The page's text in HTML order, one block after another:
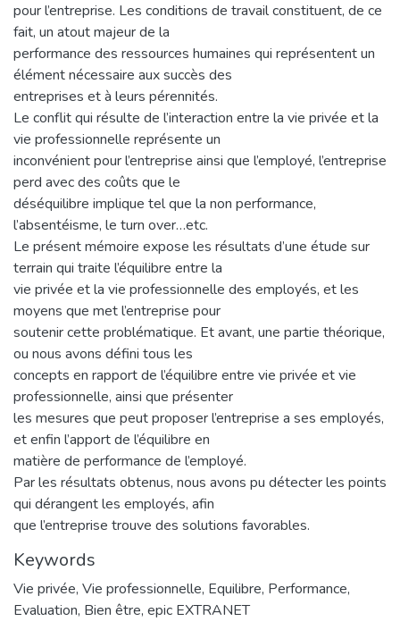
pour l’entreprise. Les conditions de travail constituent, de ce
fait, un atout majeur de la
performance des ressources humaines qui représentent un
élément nécessaire aux succès des
entreprises et à leurs pérennités.
Le conflit qui résulte de l’interaction entre la vie privée et la
vie professionnelle représente un
inconvénient pour l’entreprise ainsi que l’employé, l’entreprise
perd avec des coûts que le
déséquilibre implique tel que la non performance,
l’absentéisme, le turn over…etc.
Le présent mémoire expose les résultats d’une étude sur
terrain qui traite l’équilibre entre la
vie privée et la vie professionnelle des employés, et les
moyens que met l’entreprise pour
soutenir cette problématique. Et avant, une partie théorique,
ou nous avons défini tous les
concepts en rapport de l’équilibre entre vie privée et vie
professionnelle, ainsi que présenter
les mesures que peut proposer l’entreprise a ses employés,
et enfin l’apport de l’équilibre en
matière de performance de l’employé.
Par les résultats obtenus, nous avons pu détecter les points
qui dérangent les employés, afin
que l’entreprise trouve des solutions favorables.
Keywords
Vie privée, Vie professionnelle, Equilibre, Performance,
Evaluation, Bien être, epic EXTRANET